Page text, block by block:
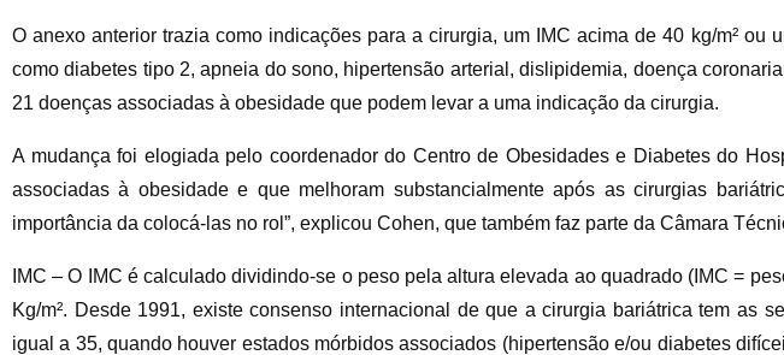
O anexo anterior trazia como indicações para a cirurgia, um IMC acima de 40 kg/m² ou
como diabetes tipo 2, apneia do sono, hipertensão arterial, dislipidemia, doença
21 doenças associadas à obesidade que podem levar a uma indicação da cirurgia.
A mudança foi elogiada pelo coordenador do Centro de Obesidades e Diabetes do
associadas à obesidade e que melhoram substancialmente após as cirurgias
importância da colocá-las no rol”, explicou Cohen, que também faz parte da Câmara
IMC – O IMC é calculado dividindo-se o peso pela altura elevada ao quadrado (IMC =
Kg/m². Desde 1991, existe consenso internacional de que a cirurgia bariátrica tem as
igual a 35, quando houver estados mórbidos associados (hipertensão e/ou diabetes